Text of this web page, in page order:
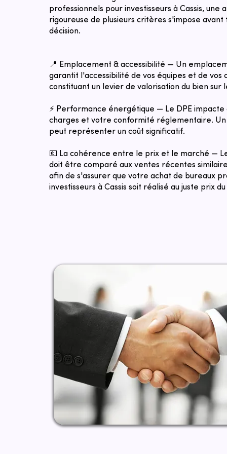
professionnels pour investisseurs à Cassis, une
rigoureuse de plusieurs critères s'impose avant
décision.
📍 Emplacement & accessibilité — Un
garantit l'accessibilité de vos équipes et de vos
constituant un levier de valorisation du bien sur
⚡ Performance énergétique — Le DPE
charges et votre conformité réglementaire. Un
peut représenter un coût significatif.
💶 La cohérence entre le prix et le marché —
doit être comparé aux ventes récentes
afin de s'assurer que votre achat de bureaux
investisseurs à Cassis soit réalisé au juste prix